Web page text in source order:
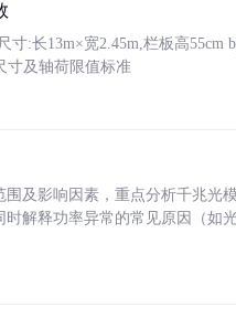
寸:长13m×宽2.45m,栏板高55cm
寸及轴荷限值标准
及影响因素，重点分析千兆光
解释功率异常的常见原因（如